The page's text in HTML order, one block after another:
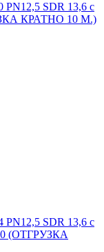
SDR 13,6 с
КРАТНО 10 М.)
SDR 13,6 с
(ОТГРУЗКА